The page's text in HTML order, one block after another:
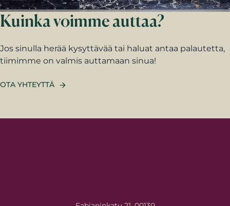
Kuinka voimme auttaa?
Jos sinulla herää kysyttävää tai haluat antaa palautetta,
tiimimme on valmis auttamaan sinua!
OTA YHTEYTTÄ